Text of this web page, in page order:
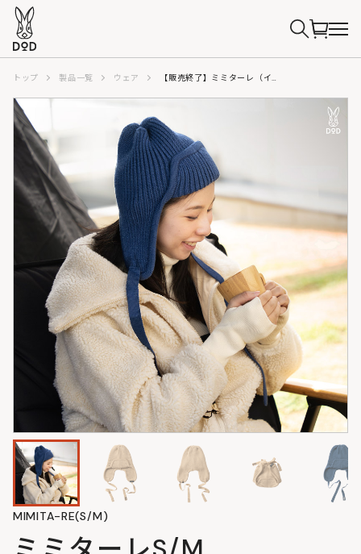
トップ 製品一覧 ウェア 【販売終了】ミミターレ（イエローアイボリー/ロイヤルブルー/ダークパープル）HT060-IV/BL/PP-S/M
MIMITA-RE(S/M)